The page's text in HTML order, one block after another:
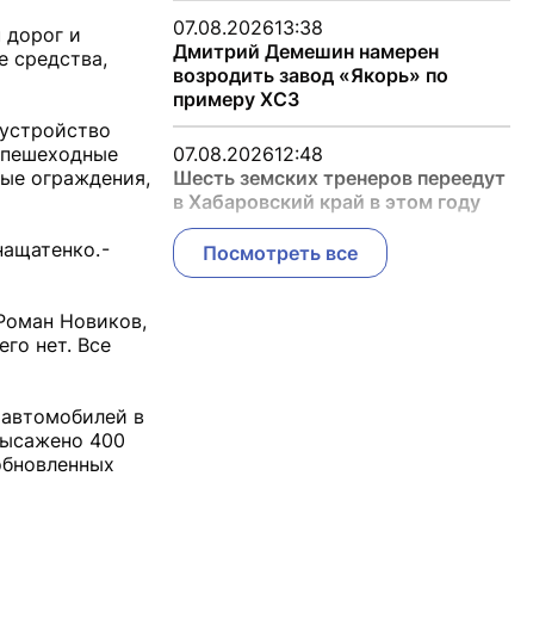
дорог и
средства,
ограждения,
-
Новиков,
нет. Все
в
400
07.08.202613:38
Дмитрий Демешин намерен
возродить завод «Якорь» по
примеру ХСЗ
07.08.202612:48
Шесть земских тренеров переедут
в Хабаровский край в этом году
Посмотреть все